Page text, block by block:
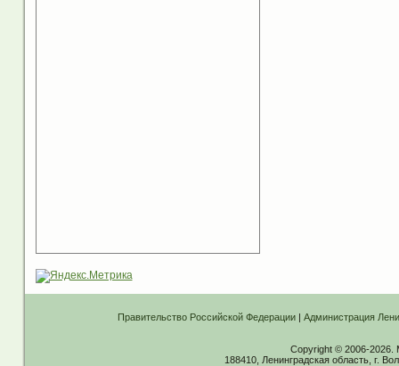
Правительство Российской Федерации| Администрация
Copyright © 2006-2026.
188410, Ленинградская область, г.